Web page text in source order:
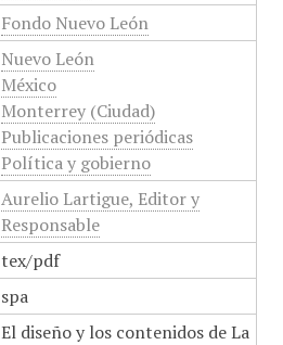
Fondo Nuevo León
Nuevo León
México
Monterrey (Ciudad)
Publicaciones periódicas
Política y gobierno
Aurelio Lartigue, Editor y
Responsable
tex/pdf
spa
El diseño y los contenidos de La